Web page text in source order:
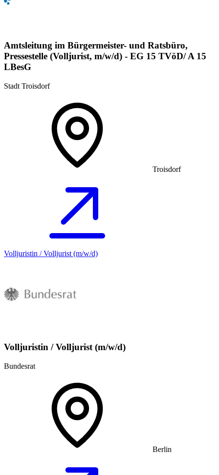
Amtsleitung im Bürgermeister- und Ratsbüro,
Pressestelle (Volljurist, m/w/d) - EG 15 TVöD/ A 15
LBesG
Stadt Troisdorf
Troisdorf
Volljuristin / Volljurist (m/w/d)
Volljuristin / Volljurist (m/w/d)
Bundesrat
Berlin